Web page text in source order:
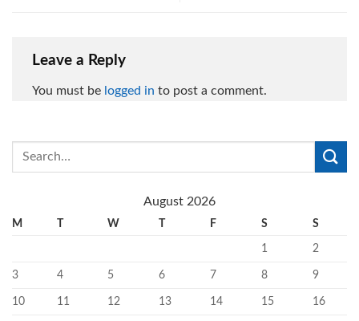
Leave a Reply
You must be logged in to post a comment.
August 2026
M T W T F S S
1 2
3 4 5 6 7 8 9
10 11 12 13 14 15 16